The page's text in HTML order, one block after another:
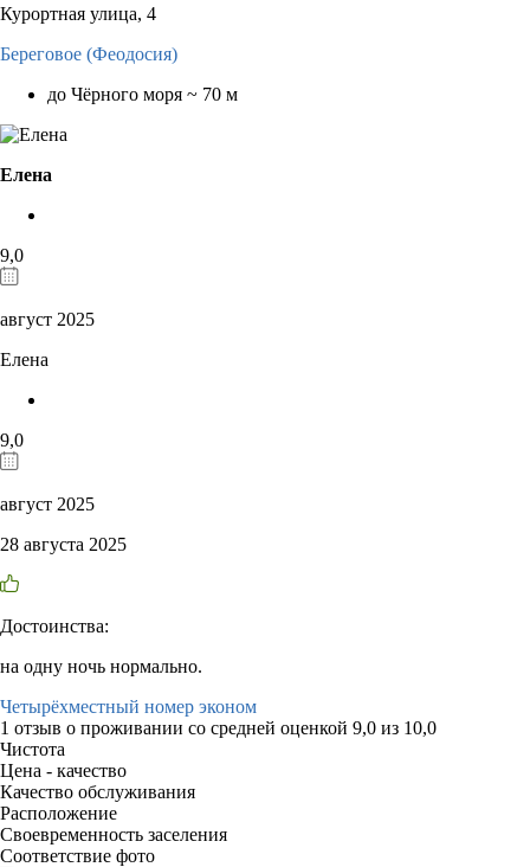
Курортная улица, 4
Береговое (Феодосия)
до Чёрного моря ~ 70 м
Елена
9,0
август 2025
Елена
9,0
август 2025
28 августа 2025
Достоинства:
на одну ночь нормально.
Четырёхместный номер эконом
1 отзыв о проживании со средней оценкой 9,0 из 10,0
Чистота
Цена - качество
Качество обслуживания
Расположение
Своевременность заселения
Соответствие фото